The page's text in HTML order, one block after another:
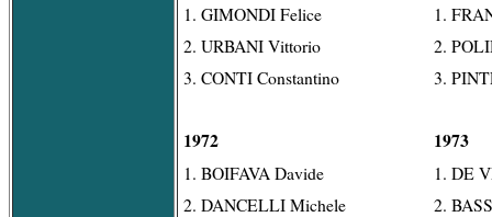
1. GIMONDI Felice
2. URBANI Vittorio
3. CONTI Constantino
1972
1. BOIFAVA Davide
2. DANCELLI Michele
1.
2.
3.
1973
1. DE
2.